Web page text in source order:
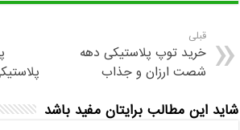
قبلی
خرید توپ پلاستیکی دهه
شصت ارزان و جذاب
شاید این مطالب برایتان مفید باشد